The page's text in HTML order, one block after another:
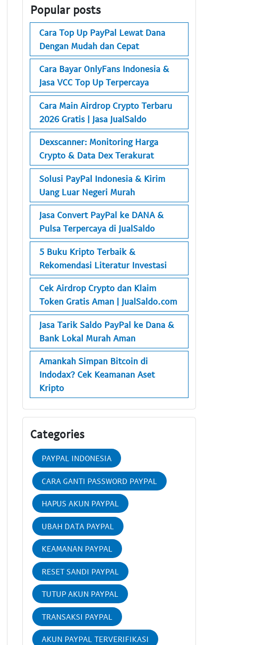
Popular posts
Cara Top Up PayPal Lewat Dana
Dengan Mudah dan Cepat
Cara Bayar OnlyFans Indonesia &
Jasa VCC Top Up Terpercaya
Cara Main Airdrop Crypto Terbaru
2026 Gratis | Jasa JualSaldo
Dexscanner: Monitoring Harga
Crypto & Data Dex Terakurat
Solusi PayPal Indonesia & Kirim
Uang Luar Negeri Murah
Jasa Convert PayPal ke DANA &
Pulsa Terpercaya di JualSaldo
5 Buku Kripto Terbaik &
Rekomendasi Literatur Investasi
Cek Airdrop Crypto dan Klaim
Token Gratis Aman | JualSaldo.com
Jasa Tarik Saldo PayPal ke Dana &
Bank Lokal Murah Aman
Amankah Simpan Bitcoin di
Indodax? Cek Keamanan Aset
Kripto
Categories
PAYPAL INDONESIA
CARA GANTI PASSWORD PAYPAL
HAPUS AKUN PAYPAL
UBAH DATA PAYPAL
KEAMANAN PAYPAL
RESET SANDI PAYPAL
TUTUP AKUN PAYPAL
TRANSAKSI PAYPAL
AKUN PAYPAL TERVERIFIKASI